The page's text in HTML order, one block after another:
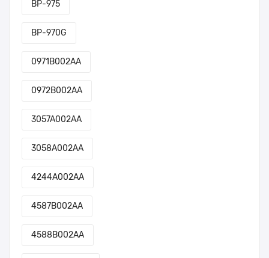
BP-975
BP-970G
0971B002AA
0972B002AA
3057A002AA
3058A002AA
4244A002AA
4587B002AA
4588B002AA